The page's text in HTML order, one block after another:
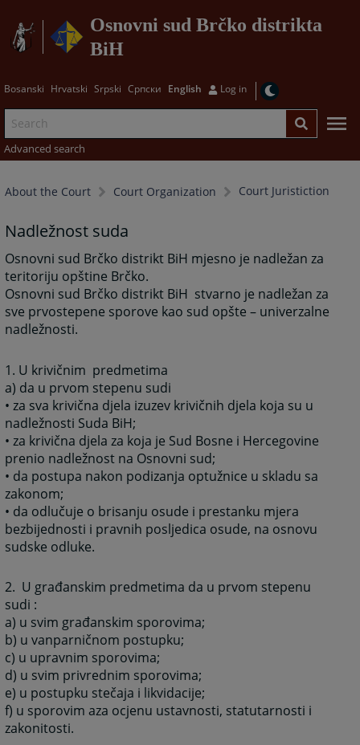
Osnovni sud Brčko distrikta
BiH
Bosanski Hrvatski Srpski Српски English Log in
Advanced search
About the Court Court Organization Court Juristiction
Nadležnost suda
Osnovni sud Brčko distrikt BiH mjesno je nadležan za
teritoriju opštine Brčko.
Osnovni sud Brčko distrikt BiH stvarno je nadležan za
sve prvostepene sporove kao sud opšte – univerzalne
nadležnosti.
1. U krivičnim predmetima
a) da u prvom stepenu sudi
• za sva krivična djela izuzev krivičnih djela koja su u
nadležnosti Suda BiH;
• za krivična djela za koja je Sud Bosne i Hercegovine
prenio nadležnost na Osnovni sud;
• da postupa nakon podizanja optužnice u skladu sa
zakonom;
• da odlučuje o brisanju osude i prestanku mjera
bezbijednosti i pravnih posljedica osude, na osnovu
sudske odluke.
2. U građanskim predmetima da u prvom stepenu
sudi :
a) u svim građanskim sporovima;
b) u vanparničnom postupku;
c) u upravnim sporovima;
d) u svim privrednim sporovima;
e) u postupku stečaja i likvidacije;
f) u sporovim aza ocjenu ustavnosti, statutarnosti i
zakonitosti.